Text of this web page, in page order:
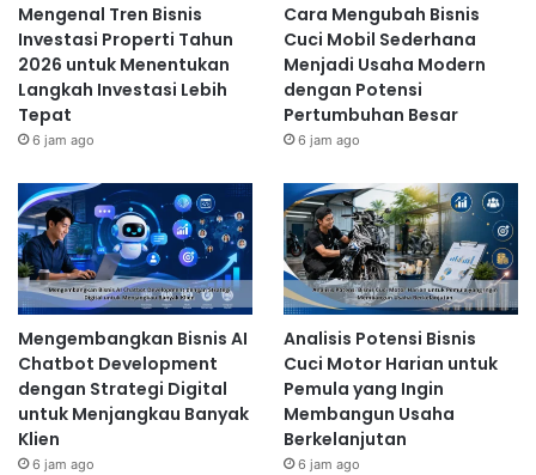
Mengenal Tren Bisnis
Investasi Properti Tahun
2026 untuk Menentukan
Langkah Investasi Lebih
Tepat
6 jam ago
Cara Mengubah Bisnis
Cuci Mobil Sederhana
Menjadi Usaha Modern
dengan Potensi
Pertumbuhan Besar
6 jam ago
Mengembangkan Bisnis AI
Chatbot Development
dengan Strategi Digital
untuk Menjangkau Banyak
Klien
6 jam ago
Analisis Potensi Bisnis
Cuci Motor Harian untuk
Pemula yang Ingin
Membangun Usaha
Berkelanjutan
6 jam ago